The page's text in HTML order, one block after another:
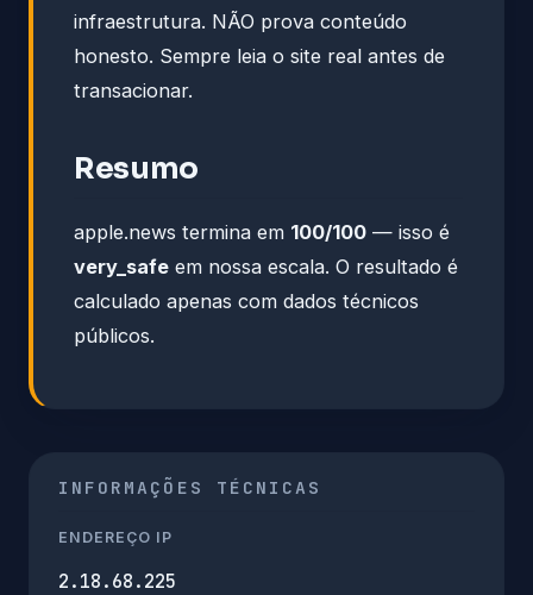
infraestrutura. NÃO prova conteúdo
honesto. Sempre leia o site real antes de
transacionar.
Resumo
apple.news termina em 100/100 — isso é
very_safe em nossa escala. O resultado é
calculado apenas com dados técnicos
públicos.
INFORMAÇÕES TÉCNICAS
ENDEREÇO IP
2.18.68.225